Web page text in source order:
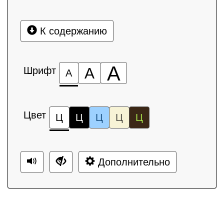
К содержанию
Шрифт А А А
Цвет Ц Ц Ц Ц Ц
Дополнительно